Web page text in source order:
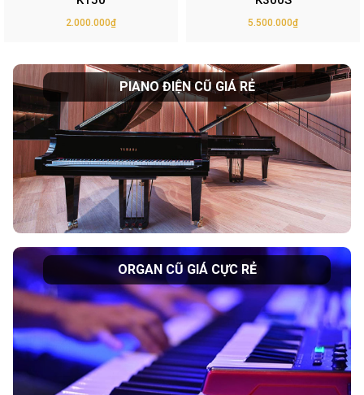
2.000.000₫ 5.500.000₫
PIANO ĐIỆN CŨ GIÁ RẺ
ORGAN CŨ GIÁ CỰC RẺ